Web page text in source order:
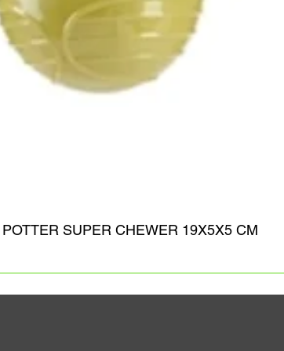
SUPER CHEWER 19X5X5 CM